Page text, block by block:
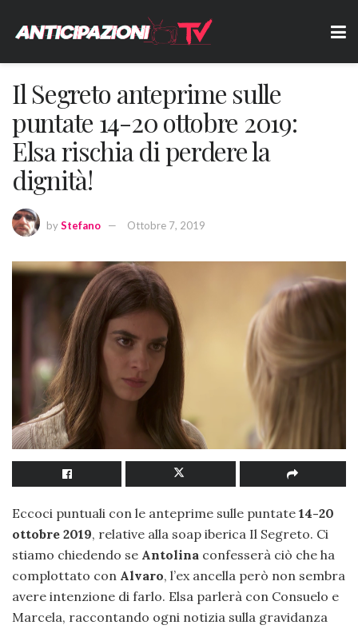
Il Segreto anteprime sulle
puntate 14-20 ottobre 2019:
Elsa rischia di perdere la
dignità!
byStefano Ottobre 7, 2019
Eccoci puntuali con le anteprime sulle puntate 14-20
ottobre 2019, relative alla soap iberica Il Segreto. Ci
stiamo chiedendo se Antolina confesserà ciò che ha
complottato con Alvaro, l’ex ancella però non sembra
avere intenzione di farlo. Elsa parlerà con Consuelo e
Marcela, raccontando ogni notizia sulla gravidanza